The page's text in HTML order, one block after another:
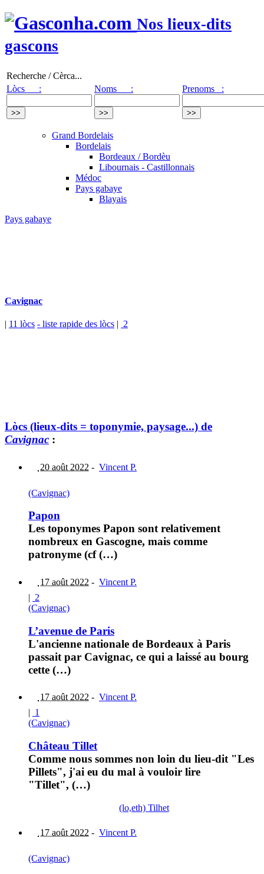
Nos lieux-dits
gascons
Recherche / Cèrca...
Lòcs :
Noms : Prenoms :
Grand Bordelais
Bordelais
Bordeaux / Bordèu
Libournais - Castillonnais
Médoc
Pays gabaye
Blayais
Pays gabaye
Cavignac
| 11 lòcs - liste rapide des lòcs | 2
Lòcs (lieux-dits = toponymie, paysage...) de
Cavignac :
20 août 2022 - Vincent P.
(Cavignac)
Papon
Les toponymes Papon sont relativement
nombreux en Gascogne, mais comme
patronyme (cf (…)
17 août 2022 - Vincent P.
| 2
(Cavignac)
L’avenue de Paris
L'ancienne nationale de Bordeaux à Paris
passait par Cavignac, ce qui a laissé au bourg
cette (…)
17 août 2022 - Vincent P.
| 1
(Cavignac)
Château Tillet
Comme nous sommes non loin du lieu-dit "Les
Pillets", j'ai eu du mal à vouloir lire
"Tillet", (…)
(lo,eth) Tilhet
17 août 2022 - Vincent P.
(Cavignac)